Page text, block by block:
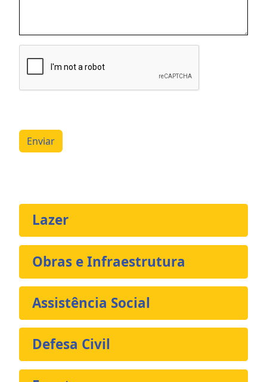
Enviar
Lazer
Obras e Infraestrutura
Assistência Social
Defesa Civil